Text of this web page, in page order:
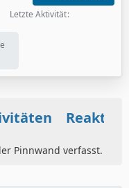
Letzte Aktivität
Pinnwand verfasst.